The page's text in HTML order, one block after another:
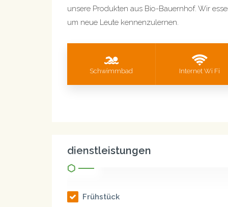
unsere Produkten aus Bio-Bauernhof. Wir
um neue Leute kennenzulernen.
Schwimmbad Internet Wi Fi
dienstleistungen
Frühstück